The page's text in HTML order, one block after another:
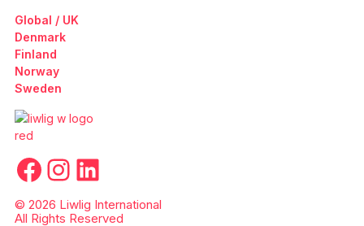
Global / UK
Denmark
Finland
Norway
Sweden
Facebook
Instagram
LinkedIn
© 2026 Liwlig International
All Rights Reserved